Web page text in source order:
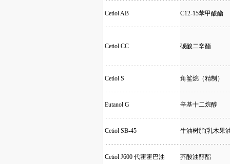
Cetiol AB C12-15苯甲酸酯
Cetiol CC 碳酸二辛酯
Cetiol S 角鲨烷（精制）
Eutanol G 辛基十二烷醇
Cetiol SB-45 牛油树脂(乳木果
Cetiol J600 代霍霍巴油 芥酸油醇酯